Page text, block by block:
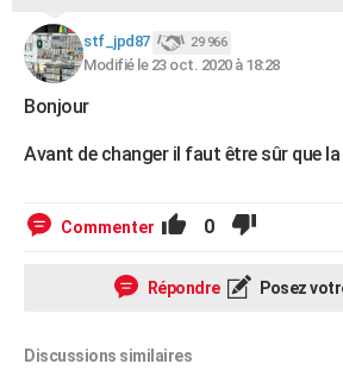
stf_jpd87 29 966
Modifié le 23 oct. 2020 à 18:28
Bonjour
Avant de changer il faut être sûr que
Commenter 0
Répondre Posez
Discussions similaires